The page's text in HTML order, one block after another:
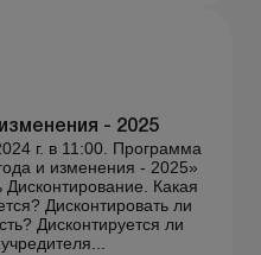
- 2025
г. в 11:00. Программа
и изменения - 2025»
Дисконтирование. Какая
Дисконтировать ли
Дисконтируется ли